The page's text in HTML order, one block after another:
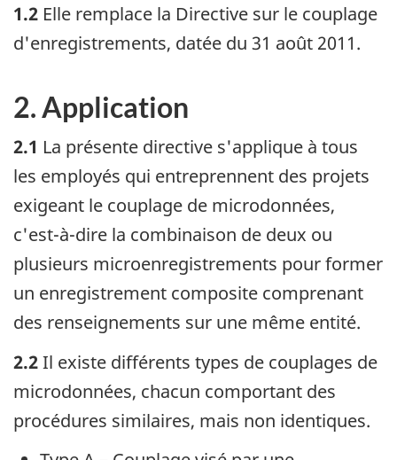
1.2 Elle remplace la Directive sur le couplage
d'enregistrements, datée du 31 août 2011.
2. Application
2.1 La présente directive s'applique à tous
les employés qui entreprennent des projets
exigeant le couplage de microdonnées,
c'est-à-dire la combinaison de deux ou
plusieurs microenregistrements pour former
un enregistrement composite comprenant
des renseignements sur une même entité.
2.2Il existe différents types de couplages de
microdonnées, chacun comportant des
procédures similaires, mais non identiques.